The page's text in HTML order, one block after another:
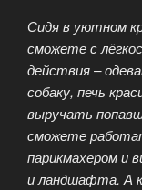
Сидя в уютном
сможете с
действия –
собаку, печь
выручать
сможете
парикмахером и
и ландшафта. А